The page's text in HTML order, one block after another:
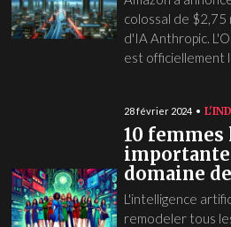
colossal de $2,75
d'IA Anthropic.
est officiellement
28 février 2024
10 femmes
domaine
L'intelligence
remodeler tous